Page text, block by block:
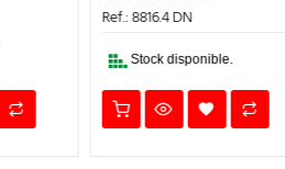
ERA:
Ref.: 8816.4 DN
Stock disponible.